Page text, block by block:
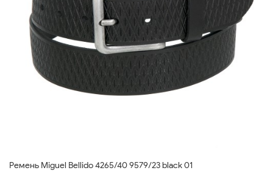
Ремень Miguel Bellido 4265/40 9579/23 black 01